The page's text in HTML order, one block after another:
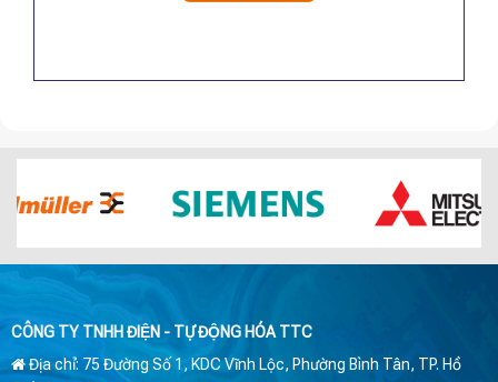
CÔNG TY TNHH ĐIỆN - TỰ ĐỘNG HÓA TTC
Địa chỉ: 75 Đường Số 1, KDC Vĩnh Lộc, Phường Bình Tân, TP. Hồ